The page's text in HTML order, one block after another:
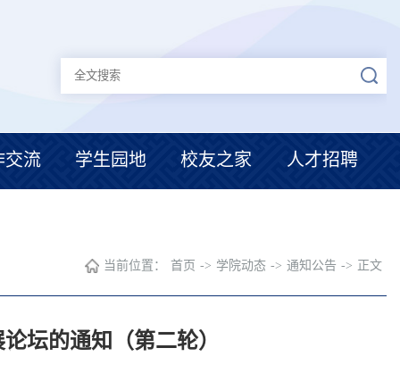
交流 学生园地 校友之家 人才招聘
当前位置： 首页 -> 学院动态 -> 通知公告 -> 正文
坛的通知（第二轮）